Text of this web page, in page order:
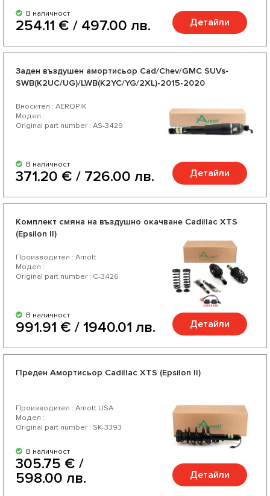
В наличност
254.11 € / 497.00 лв. Детайли
Заден въздушен амортисьор Cad/Chev/GMC SUVs-
SWB(K2UC/UG)/LWB(K2YC/YG/2XL)-2015-2020
Вносител : AEROPIK
Модел :
Original part number : AS-3429
В наличност
371.20 € / 726.00 лв. Детайли
Комплект смяна на въздушно окачване Cadillac XTS
(Epsilon II)
Производител : Arnott
Модел :
Original part number : C-3426
В наличност
991.91 € / 1940.01 лв. Детайли
Преден Амортисьор Cadillac XTS (Epsilon II)
Производител : Arnott USA
Модел :
Original part number : SK-3393
В наличност
305.75 € /
598.00 лв.
Детайли